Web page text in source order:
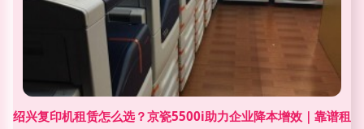
绍兴复印机租赁怎么选？京瓷5500i助力企业降本增效｜靠谱租